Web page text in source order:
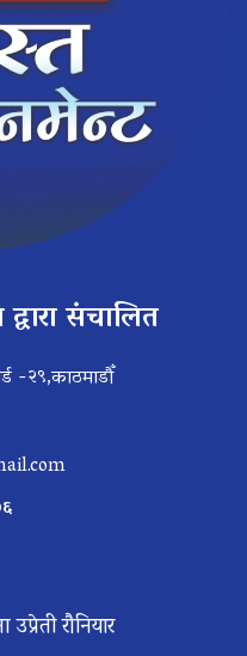
संचालित
-२९,काठमाडौँ
उप्रेती रौनियार